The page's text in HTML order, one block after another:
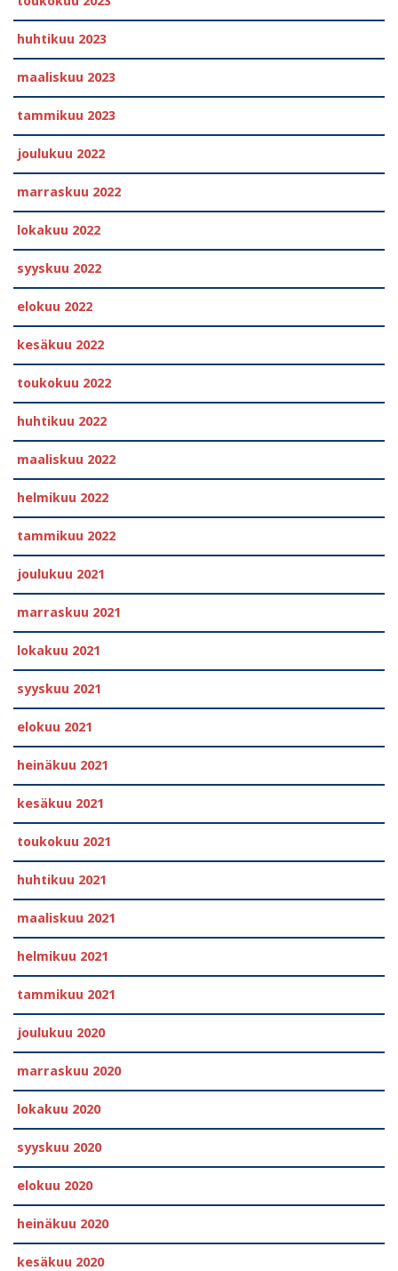
huhtikuu 2023
maaliskuu 2023
tammikuu 2023
joulukuu 2022
marraskuu 2022
lokakuu 2022
syyskuu 2022
elokuu 2022
kesäkuu 2022
toukokuu 2022
huhtikuu 2022
maaliskuu 2022
helmikuu 2022
tammikuu 2022
joulukuu 2021
marraskuu 2021
lokakuu 2021
syyskuu 2021
elokuu 2021
heinäkuu 2021
kesäkuu 2021
toukokuu 2021
huhtikuu 2021
maaliskuu 2021
helmikuu 2021
tammikuu 2021
joulukuu 2020
marraskuu 2020
lokakuu 2020
syyskuu 2020
elokuu 2020
heinäkuu 2020
kesäkuu 2020